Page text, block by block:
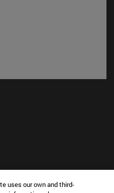
ventana)
en nueva ventana)
en nueva ventana)
uses our own and third-